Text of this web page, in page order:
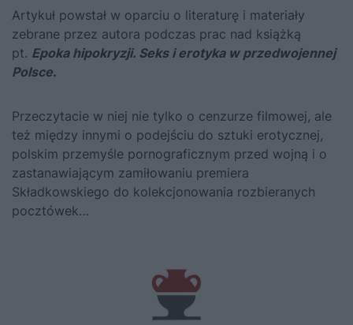
Artykuł powstał w oparciu o literaturę i materiały
zebrane przez autora podczas prac nad książką
pt. Epoka hipokryzji. Seks i erotyka w przedwojennej
Polsce.
Przeczytacie w niej nie tylko o cenzurze filmowej, ale
też między innymi o podejściu do sztuki erotycznej,
polskim przemyśle pornograficznym przed wojną i o
zastanawiającym zamiłowaniu premiera
Składkowskiego do kolekcjonowania rozbieranych
pocztówek…